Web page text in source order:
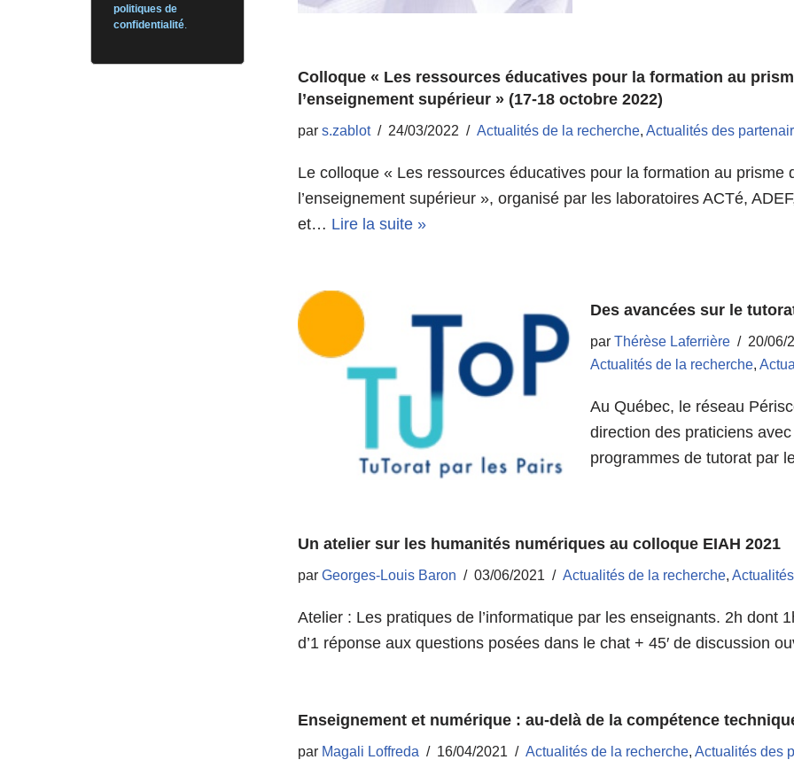
politiques de
confidentialité
Colloque « Les ressources éducatives pour la formation au
l’enseignement supérieur » (17-18 octobre 2022)
par s.zablot 24/03/2022 Actualités de la recherche, Actualités des
Le colloque « Les ressources éducatives pour la formation au prisme
l’enseignement supérieur », organisé par les laboratoires ACTé,
et… Lire la suite »
Des avancées sur le
parThérèse Laferrière
20/06/
Actualités de la recherche,
Au Québec, le réseau
direction des praticiens
programmes de tutorat par
Un atelier sur les humanités numériques au colloque EIAH 2021
par Georges-Louis Baron 03/06/2021 Actualités de la recherche,
Atelier : Les pratiques de l’informatique par les enseignants. 2h dont
d’1 réponse aux questions posées dans le chat + 45′ de discussion
Enseignement et numérique : au-delà de la compétence
par Magali Loffreda 16/04/2021 Actualités de la recherche, Actualités des